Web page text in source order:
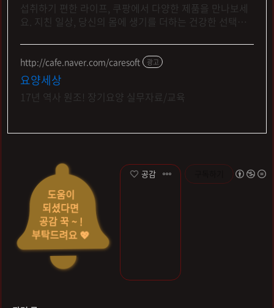
섭취하기 편한 라이프, 쿠팡에서 다양한 제품을 만나보세
요. 지친 일상, 당신의 몸에 생기를 더하는 건강한 선택을
http://cafe.naver.com/caresoft 광고
요양세상
17년 역사 원조! 장기요양 실무자료/교육
도움이
되셨다면
공감 꾹 ~ !
부탁드려요 💖
공감